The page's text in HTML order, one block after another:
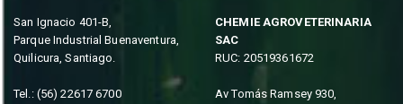
San Ignacio 401-B,
Parque Industrial Buenaventura,
Quilicura, Santiago.
Tel.: (56) 22617 6700
CHEMIE AGROVETERINARIA
SAC
RUC: 20519361672
Av Tomás Ramsey 930,